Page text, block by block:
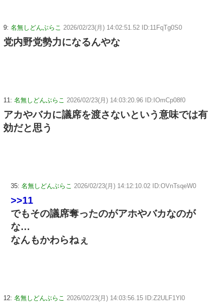
9: 名無しどんぶらこ 2026/02/23(月) 14:02:51.52 ID:11FqTg0S0
党内野党勢力になるんやな
11: 名無しどんぶらこ 2026/02/23(月) 14:03:20.96 ID:IOmCp08f0
アカやバカに議席を渡さないという意味では有
効だと思う
35: 名無しどんぶらこ 2026/02/23(月) 14:12:10.02 ID:OVnTsqeW0
>>11
でもその議席奪ったのがアホやバカなのが
な…
なんもかわらねぇ
12: 名無しどんぶらこ 2026/02/23(月) 14:03:56.15 ID:Z2ULF1Yl0